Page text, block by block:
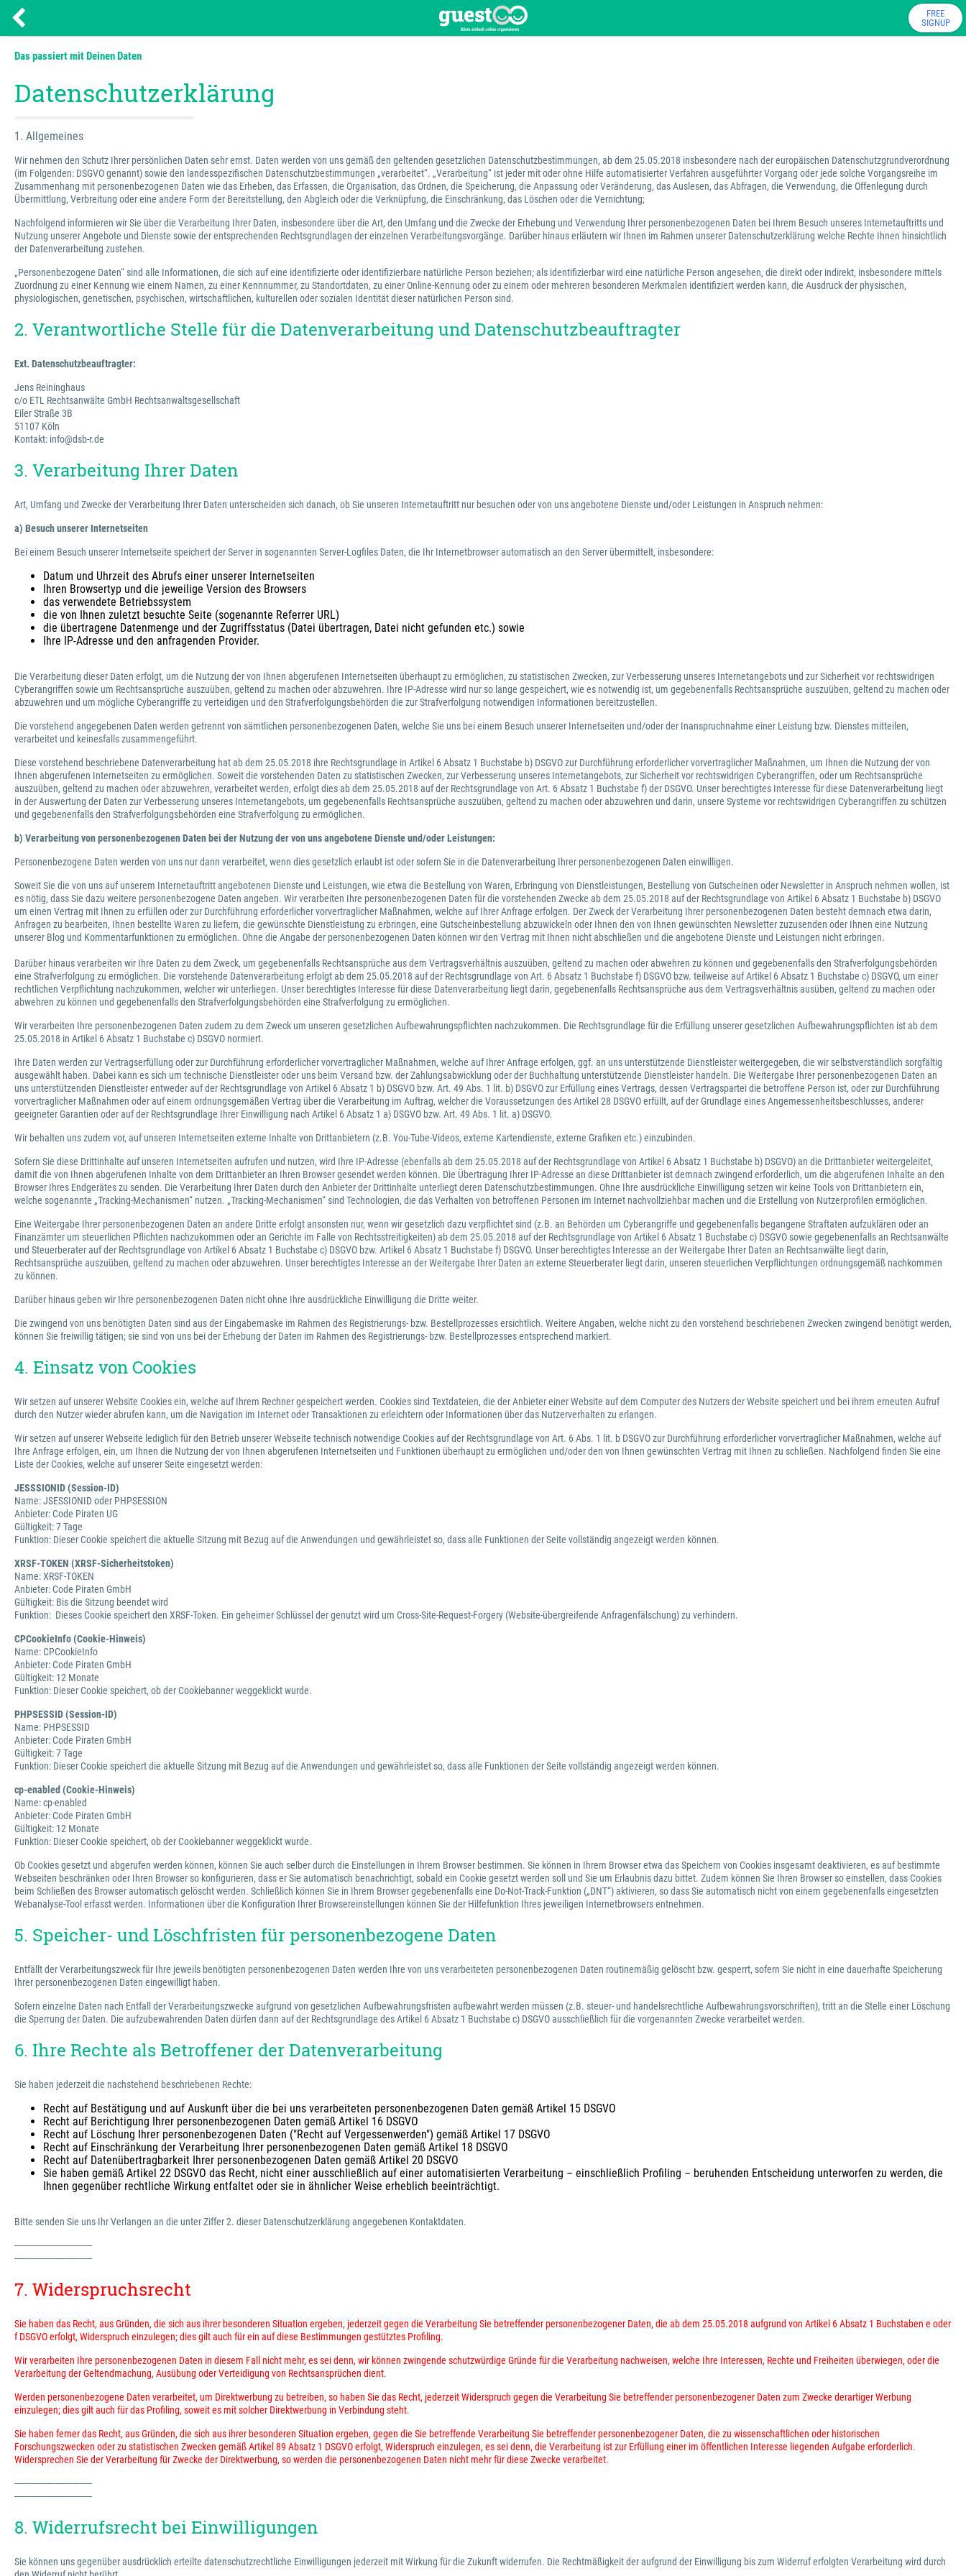
FREE
SIGNUP
Das passiert mit Deinen Daten
Datenschutzerklärung
1. Allgemeines
Wir nehmen den Schutz Ihrer persönlichen Daten sehr ernst. Daten werden von uns gemäß den geltenden gesetzlichen Datenschutzbestimmungen, ab dem 25.05.2018 insbesondere nach der europäischen Datenschutzgrundverordnung
(im Folgenden: DSGVO genannt) sowie den landesspezifischen Datenschutzbestimmungen „verarbeitet“. „Verarbeitung“ ist jeder mit oder ohne Hilfe automatisierter Verfahren ausgeführter Vorgang oder jede solche Vorgangsreihe im
Zusammenhang mit personenbezogenen Daten wie das Erheben, das Erfassen, die Organisation, das Ordnen, die Speicherung, die Anpassung oder Veränderung, das Auslesen, das Abfragen, die Verwendung, die Offenlegung durch
Übermittlung, Verbreitung oder eine andere Form der Bereitstellung, den Abgleich oder die Verknüpfung, die Einschränkung, das Löschen oder die Vernichtung;
Nachfolgend informieren wir Sie über die Verarbeitung Ihrer Daten, insbesondere über die Art, den Umfang und die Zwecke der Erhebung und Verwendung Ihrer personenbezogenen Daten bei Ihrem Besuch unseres Internetauftritts und
Nutzung unserer Angebote und Dienste sowie der entsprechenden Rechtsgrundlagen der einzelnen Verarbeitungsvorgänge. Darüber hinaus erläutern wir Ihnen im Rahmen unserer Datenschutzerklärung welche Rechte Ihnen hinsichtlich
der Datenverarbeitung zustehen.
„Personenbezogene Daten“ sind alle Informationen, die sich auf eine identifizierte oder identifizierbare natürliche Person beziehen; als identifizierbar wird eine natürliche Person angesehen, die direkt oder indirekt, insbesondere mittels
Zuordnung zu einer Kennung wie einem Namen, zu einer Kennnummer, zu Standortdaten, zu einer Online-Kennung oder zu einem oder mehreren besonderen Merkmalen identifiziert werden kann, die Ausdruck der physischen,
physiologischen, genetischen, psychischen, wirtschaftlichen, kulturellen oder sozialen Identität dieser natürlichen Person sind.
2. Verantwortliche Stelle für die Datenverarbeitung und Datenschutzbeauftragter
Ext. Datenschutzbeauftragter:
Jens Reininghaus
c/o ETL Rechtsanwälte GmbH Rechtsanwaltsgesellschaft
Eiler Straße 3B
51107 Köln
Kontakt: info@dsb-r.de
3. Verarbeitung Ihrer Daten
Art, Umfang und Zwecke der Verarbeitung Ihrer Daten unterscheiden sich danach, ob Sie unseren Internetauftritt nur besuchen oder von uns angebotene Dienste und/oder Leistungen in Anspruch nehmen:
a) Besuch unserer Internetseiten
Bei einem Besuch unserer Internetseite speichert der Server in sogenannten Server-Logfiles Daten, die Ihr Internetbrowser automatisch an den Server übermittelt, insbesondere:
Datum und Uhrzeit des Abrufs einer unserer Internetseiten
Ihren Browsertyp und die jeweilige Version des Browsers
das verwendete Betriebssystem
die von Ihnen zuletzt besuchte Seite (sogenannte Referrer URL)
die übertragene Datenmenge und der Zugriffsstatus (Datei übertragen, Datei nicht gefunden etc.) sowie
Ihre IP-Adresse und den anfragenden Provider.
Die Verarbeitung dieser Daten erfolgt, um die Nutzung der von Ihnen abgerufenen Internetseiten überhaupt zu ermöglichen, zu statistischen Zwecken, zur Verbesserung unseres Internetangebots und zur Sicherheit vor rechtswidrigen
Cyberangriffen sowie um Rechtsansprüche auszuüben, geltend zu machen oder abzuwehren. Ihre IP-Adresse wird nur so lange gespeichert, wie es notwendig ist, um gegebenenfalls Rechtsansprüche auszuüben, geltend zu machen oder
abzuwehren und um mögliche Cyberangriffe zu verteidigen und den Strafverfolgungsbehörden die zur Strafverfolgung notwendigen Informationen bereitzustellen.
Die vorstehend angegebenen Daten werden getrennt von sämtlichen personenbezogenen Daten, welche Sie uns bei einem Besuch unserer Internetseiten und/oder der Inanspruchnahme einer Leistung bzw. Dienstes mitteilen,
verarbeitet und keinesfalls zusammengeführt.
Diese vorstehend beschriebene Datenverarbeitung hat ab dem 25.05.2018 ihre Rechtsgrundlage in Artikel 6 Absatz 1 Buchstabe b) DSGVO zur Durchführung erforderlicher vorvertraglicher Maßnahmen, um Ihnen die Nutzung der von
Ihnen abgerufenen Internetseiten zu ermöglichen. Soweit die vorstehenden Daten zu statistischen Zwecken, zur Verbesserung unseres Internetangebots, zur Sicherheit vor rechtswidrigen Cyberangriffen, oder um Rechtsansprüche
auszuüben, geltend zu machen oder abzuwehren, verarbeitet werden, erfolgt dies ab dem 25.05.2018 auf der Rechtsgrundlage von Art. 6 Absatz 1 Buchstabe f) der DSGVO. Unser berechtigtes Interesse für diese Datenverarbeitung liegt
in der Auswertung der Daten zur Verbesserung unseres Internetangebots, um gegebenenfalls Rechtsansprüche auszuüben, geltend zu machen oder abzuwehren und darin, unsere Systeme vor rechtswidrigen Cyberangriffen zu schützen
und gegebenenfalls den Strafverfolgungsbehörden eine Strafverfolgung zu ermöglichen.
b) Verarbeitung von personenbezogenen Daten bei der Nutzung der von uns angebotene Dienste und/oder Leistungen:
Personenbezogene Daten werden von uns nur dann verarbeitet, wenn dies gesetzlich erlaubt ist oder sofern Sie in die Datenverarbeitung Ihrer personenbezogenen Daten einwilligen.
Soweit Sie die von uns auf unserem Internetauftritt angebotenen Dienste und Leistungen, wie etwa die Bestellung von Waren, Erbringung von Dienstleistungen, Bestellung von Gutscheinen oder Newsletter in Anspruch nehmen wollen, ist
es nötig, dass Sie dazu weitere personenbezogene Daten angeben. Wir verarbeiten Ihre personenbezogenen Daten für die vorstehenden Zwecke ab dem 25.05.2018 auf der Rechtsgrundlage von Artikel 6 Absatz 1 Buchstabe b) DSGVO
um einen Vertrag mit Ihnen zu erfüllen oder zur Durchführung erforderlicher vorvertraglicher Maßnahmen, welche auf Ihrer Anfrage erfolgen. Der Zweck der Verarbeitung Ihrer personenbezogenen Daten besteht demnach etwa darin,
Anfragen zu bearbeiten, Ihnen bestellte Waren zu liefern, die gewünschte Dienstleistung zu erbringen, eine Gutscheinbestellung abzuwickeln oder Ihnen den von Ihnen gewünschten Newsletter zuzusenden oder Ihnen eine Nutzung
unserer Blog und Kommentarfunktionen zu ermöglichen. Ohne die Angabe der personenbezogenen Daten können wir den Vertrag mit Ihnen nicht abschließen und die angebotene Dienste und Leistungen nicht erbringen.
Darüber hinaus verarbeiten wir Ihre Daten zu dem Zweck, um gegebenenfalls Rechtsansprüche aus dem Vertragsverhältnis auszuüben, geltend zu machen oder abwehren zu können und gegebenenfalls den Strafverfolgungsbehörden
eine Strafverfolgung zu ermöglichen. Die vorstehende Datenverarbeitung erfolgt ab dem 25.05.2018 auf der Rechtsgrundlage von Art. 6 Absatz 1 Buchstabe f) DSGVO bzw. teilweise auf Artikel 6 Absatz 1 Buchstabe c) DSGVO, um einer
rechtlichen Verpflichtung nachzukommen, welcher wir unterliegen. Unser berechtigtes Interesse für diese Datenverarbeitung liegt darin, gegebenenfalls Rechtsansprüche aus dem Vertragsverhältnis ausüben, geltend zu machen oder
abwehren zu können und gegebenenfalls den Strafverfolgungsbehörden eine Strafverfolgung zu ermöglichen.
Wir verarbeiten Ihre personenbezogenen Daten zudem zu dem Zweck um unseren gesetzlichen Aufbewahrungspflichten nachzukommen. Die Rechtsgrundlage für die Erfüllung unserer gesetzlichen Aufbewahrungspflichten ist ab dem
25.05.2018 in Artikel 6 Absatz 1 Buchstabe c) DSGVO normiert.
Ihre Daten werden zur Vertragserfüllung oder zur Durchführung erforderlicher vorvertraglicher Maßnahmen, welche auf Ihrer Anfrage erfolgen, ggf. an uns unterstützende Dienstleister weitergegeben, die wir selbstverständlich sorgfältig
ausgewählt haben. Dabei kann es sich um technische Dienstleister oder uns beim Versand bzw. der Zahlungsabwicklung oder der Buchhaltung unterstützende Dienstleister handeln. Die Weitergabe Ihrer personenbezogenen Daten an
uns unterstützenden Dienstleister entweder auf der Rechtsgrundlage von Artikel 6 Absatz 1 b) DSGVO bzw. Art. 49 Abs. 1 lit. b) DSGVO zur Erfüllung eines Vertrags, dessen Vertragspartei die betroffene Person ist, oder zur Durchführung
vorvertraglicher Maßnahmen oder auf einem ordnungsgemäßen Vertrag über die Verarbeitung im Auftrag, welcher die Voraussetzungen des Artikel 28 DSGVO erfüllt, auf der Grundlage eines Angemessenheitsbeschlusses, anderer
geeigneter Garantien oder auf der Rechtsgrundlage Ihrer Einwilligung nach Artikel 6 Absatz 1 a) DSGVO bzw. Art. 49 Abs. 1 lit. a) DSGVO.
Wir behalten uns zudem vor, auf unseren Internetseiten externe Inhalte von Drittanbietern (z.B. You-Tube-Videos, externe Kartendienste, externe Grafiken etc.) einzubinden.
Sofern Sie diese Drittinhalte auf unseren Internetseiten aufrufen und nutzen, wird Ihre IP-Adresse (ebenfalls ab dem 25.05.2018 auf der Rechtsgrundlage von Artikel 6 Absatz 1 Buchstabe b) DSGVO) an die Drittanbieter weitergeleitet,
damit die von Ihnen abgerufenen Inhalte von dem Drittanbieter an Ihren Browser gesendet werden können. Die Übertragung Ihrer IP-Adresse an diese Drittanbieter ist demnach zwingend erforderlich, um die abgerufenen Inhalte an den
Browser Ihres Endgerätes zu senden. Die Verarbeitung Ihrer Daten durch den Anbieter der Drittinhalte unterliegt deren Datenschutzbestimmungen. Ohne Ihre ausdrückliche Einwilligung setzen wir keine Tools von Drittanbietern ein,
welche sogenannte „Tracking-Mechanismen“ nutzen. „Tracking-Mechanismen“ sind Technologien, die das Verhalten von betroffenen Personen im Internet nachvollziehbar machen und die Erstellung von Nutzerprofilen ermöglichen.
Eine Weitergabe Ihrer personenbezogenen Daten an andere Dritte erfolgt ansonsten nur, wenn wir gesetzlich dazu verpflichtet sind (z.B. an Behörden um Cyberangriffe und gegebenenfalls begangene Straftaten aufzuklären oder an
Finanzämter um steuerlichen Pflichten nachzukommen oder an Gerichte im Falle von Rechtsstreitigkeiten) ab dem 25.05.2018 auf der Rechtsgrundlage von Artikel 6 Absatz 1 Buchstabe c) DSGVO sowie gegebenenfalls an Rechtsanwälte
und Steuerberater auf der Rechtsgrundlage von Artikel 6 Absatz 1 Buchstabe c) DSGVO bzw. Artikel 6 Absatz 1 Buchstabe f) DSGVO. Unser berechtigtes Interesse an der Weitergabe Ihrer Daten an Rechtsanwälte liegt darin,
Rechtsansprüche auszuüben, geltend zu machen oder abzuwehren. Unser berechtigtes Interesse an der Weitergabe Ihrer Daten an externe Steuerberater liegt darin, unseren steuerlichen Verpflichtungen ordnungsgemäß nachkommen
zu können.
Darüber hinaus geben wir Ihre personenbezogenen Daten nicht ohne Ihre ausdrückliche Einwilligung die Dritte weiter.
Die zwingend von uns benötigten Daten sind aus der Eingabemaske im Rahmen des Registrierungs- bzw. Bestellprozesses ersichtlich. Weitere Angaben, welche nicht zu den vorstehend beschriebenen Zwecken zwingend benötigt werden,
können Sie freiwillig tätigen; sie sind von uns bei der Erhebung der Daten im Rahmen des Registrierungs- bzw. Bestellprozesses entsprechend markiert.
4. Einsatz von Cookies
Wir setzen auf unserer Website Cookies ein, welche auf Ihrem Rechner gespeichert werden. Cookies sind Textdateien, die der Anbieter einer Website auf dem Computer des Nutzers der Website speichert und bei ihrem erneuten Aufruf
durch den Nutzer wieder abrufen kann, um die Navigation im Internet oder Transaktionen zu erleichtern oder Informationen über das Nutzerverhalten zu erlangen.
Wir setzen auf unserer Webseite lediglich für den Betrieb unserer Webseite technisch notwendige Cookies auf der Rechtsgrundlage von Art. 6 Abs. 1 lit. b DSGVO zur Durchführung erforderlicher vorvertraglicher Maßnahmen, welche auf
Ihre Anfrage erfolgen, ein, um Ihnen die Nutzung der von Ihnen abgerufenen Internetseiten und Funktionen überhaupt zu ermöglichen und/oder den von Ihnen gewünschten Vertrag mit Ihnen zu schließen. Nachfolgend finden Sie eine
Liste der Cookies, welche auf unserer Seite eingesetzt werden:
JESSSIONID (Session-ID)
Name: JSESSIONID oder PHPSESSION
Anbieter: Code Piraten UG
Gültigkeit: 7 Tage
Funktion: Dieser Cookie speichert die aktuelle Sitzung mit Bezug auf die Anwendungen und gewährleistet so, dass alle Funktionen der Seite vollständig angezeigt werden können.
XRSF-TOKEN (XRSF-Sicherheitstoken)
Name: XRSF-TOKEN
Anbieter: Code Piraten GmbH
Gültigkeit: Bis die Sitzung beendet wird
Funktion: Dieses Cookie speichert den XRSF-Token. Ein geheimer Schlüssel der genutzt wird um Cross-Site-Request-Forgery (Website-übergreifende Anfragenfälschung) zu verhindern.
CPCookieInfo (Cookie-Hinweis)
Name: CPCookieInfo
Anbieter: Code Piraten GmbH
Gültigkeit: 12 Monate
Funktion: Dieser Cookie speichert, ob der Cookiebanner weggeklickt wurde.
PHPSESSID (Session-ID)
Name: PHPSESSID
Anbieter: Code Piraten GmbH
Gültigkeit: 7 Tage
Funktion: Dieser Cookie speichert die aktuelle Sitzung mit Bezug auf die Anwendungen und gewährleistet so, dass alle Funktionen der Seite vollständig angezeigt werden können.
cp-enabled (Cookie-Hinweis)
Name: cp-enabled
Anbieter: Code Piraten GmbH
Gültigkeit: 12 Monate
Funktion: Dieser Cookie speichert, ob der Cookiebanner weggeklickt wurde.
Ob Cookies gesetzt und abgerufen werden können, können Sie auch selber durch die Einstellungen in Ihrem Browser bestimmen. Sie können in Ihrem Browser etwa das Speichern von Cookies insgesamt deaktivieren, es auf bestimmte
Webseiten beschränken oder Ihren Browser so konfigurieren, dass er Sie automatisch benachrichtigt, sobald ein Cookie gesetzt werden soll und Sie um Erlaubnis dazu bittet. Zudem können Sie Ihren Browser so einstellen, dass Cookies
beim Schließen des Browser automatisch gelöscht werden. Schließlich können Sie in Ihrem Browser gegebenenfalls eine Do-Not-Track-Funktion („DNT“) aktivieren, so dass Sie automatisch nicht von einem gegebenenfalls eingesetzten
Webanalyse-Tool erfasst werden. Informationen über die Konfiguration Ihrer Browsereinstellungen können Sie der Hilfefunktion Ihres jeweiligen Internetbrowsers entnehmen.
5. Speicher- und Löschfristen für personenbezogene Daten
Entfällt der Verarbeitungszweck für Ihre jeweils benötigten personenbezogenen Daten werden Ihre von uns verarbeiteten personenbezogenen Daten routinemäßig gelöscht bzw. gesperrt, sofern Sie nicht in eine dauerhafte Speicherung
Ihrer personenbezogenen Daten eingewilligt haben.
Sofern einzelne Daten nach Entfall der Verarbeitungszwecke aufgrund von gesetzlichen Aufbewahrungsfristen aufbewahrt werden müssen (z.B. steuer- und handelsrechtliche Aufbewahrungsvorschriften), tritt an die Stelle einer Löschung
die Sperrung der Daten. Die aufzubewahrenden Daten dürfen dann auf der Rechtsgrundlage des Artikel 6 Absatz 1 Buchstabe c) DSGVO ausschließlich für die vorgenannten Zwecke verarbeitet werden.
6. Ihre Rechte als Betroffener der Datenverarbeitung
Sie haben jederzeit die nachstehend beschriebenen Rechte:
Recht auf Bestätigung und auf Auskunft über die bei uns verarbeiteten personenbezogenen Daten gemäß Artikel 15 DSGVO
Recht auf Berichtigung Ihrer personenbezogenen Daten gemäß Artikel 16 DSGVO
Recht auf Löschung Ihrer personenbezogenen Daten ("Recht auf Vergessenwerden") gemäß Artikel 17 DSGVO
Recht auf Einschränkung der Verarbeitung Ihrer personenbezogenen Daten gemäß Artikel 18 DSGVO
Recht auf Datenübertragbarkeit Ihrer personenbezogenen Daten gemäß Artikel 20 DSGVO
Sie haben gemäß Artikel 22 DSGVO das Recht, nicht einer ausschließlich auf einer automatisierten Verarbeitung – einschließlich Profiling – beruhenden Entscheidung unterworfen zu werden, die
Ihnen gegenüber rechtliche Wirkung entfaltet oder sie in ähnlicher Weise erheblich beeinträchtigt.
Bitte senden Sie uns Ihr Verlangen an die unter Ziffer 2. dieser Datenschutzerklärung angegebenen Kontaktdaten.
------------------------------------
------------------------------------
7. Widerspruchsrecht
Sie haben das Recht, aus Gründen, die sich aus ihrer besonderen Situation ergeben, jederzeit gegen die Verarbeitung Sie betreffender personenbezogener Daten, die ab dem 25.05.2018 aufgrund von Artikel 6 Absatz 1 Buchstaben e oder
f DSGVO erfolgt, Widerspruch einzulegen; dies gilt auch für ein auf diese Bestimmungen gestütztes Profiling.
Wir verarbeiten Ihre personenbezogenen Daten in diesem Fall nicht mehr, es sei denn, wir können zwingende schutzwürdige Gründe für die Verarbeitung nachweisen, welche Ihre Interessen, Rechte und Freiheiten überwiegen, oder die
Verarbeitung der Geltendmachung, Ausübung oder Verteidigung von Rechtsansprüchen dient.
Werden personenbezogene Daten verarbeitet, um Direktwerbung zu betreiben, so haben Sie das Recht, jederzeit Widerspruch gegen die Verarbeitung Sie betreffender personenbezogener Daten zum Zwecke derartiger Werbung
einzulegen; dies gilt auch für das Profiling, soweit es mit solcher Direktwerbung in Verbindung steht.
Sie haben ferner das Recht, aus Gründen, die sich aus ihrer besonderen Situation ergeben, gegen die Sie betreffende Verarbeitung Sie betreffender personenbezogener Daten, die zu wissenschaftlichen oder historischen
Forschungszwecken oder zu statistischen Zwecken gemäß Artikel 89 Absatz 1 DSGVO erfolgt, Widerspruch einzulegen, es sei denn, die Verarbeitung ist zur Erfüllung einer im öffentlichen Interesse liegenden Aufgabe erforderlich.
Widersprechen Sie der Verarbeitung für Zwecke der Direktwerbung, so werden die personenbezogenen Daten nicht mehr für diese Zwecke verarbeitet.
------------------------------------
------------------------------------
8. Widerrufsrecht bei Einwilligungen
Sie können uns gegenüber ausdrücklich erteilte datenschutzrechtliche Einwilligungen jederzeit mit Wirkung für die Zukunft widerrufen. Die Rechtmäßigkeit der aufgrund der Einwilligung bis zum Widerruf erfolgten Verarbeitung wird durch